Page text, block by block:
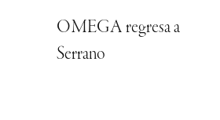
OMEGA regresa a
Serrano